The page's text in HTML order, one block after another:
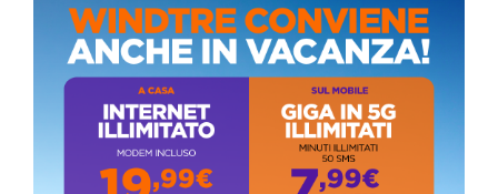
Domenica, Novembre 22, 2020
Stefano Bissi entra nella Strada degli
Scrittori, celebrazione a Siculiana (VIDEO)
Giovedì, Luglio 30, 2026
La pandemia covid nella provincia agrigentina,
i dati in dettaglio